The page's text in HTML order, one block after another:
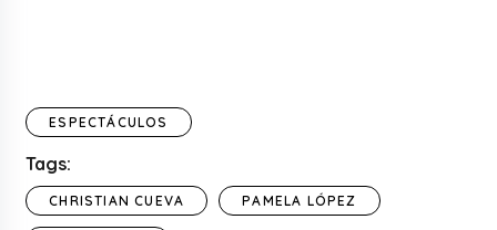
ESPECTÁCULOS
Tags:
CHRISTIAN CUEVA PAMELA LÓPEZ